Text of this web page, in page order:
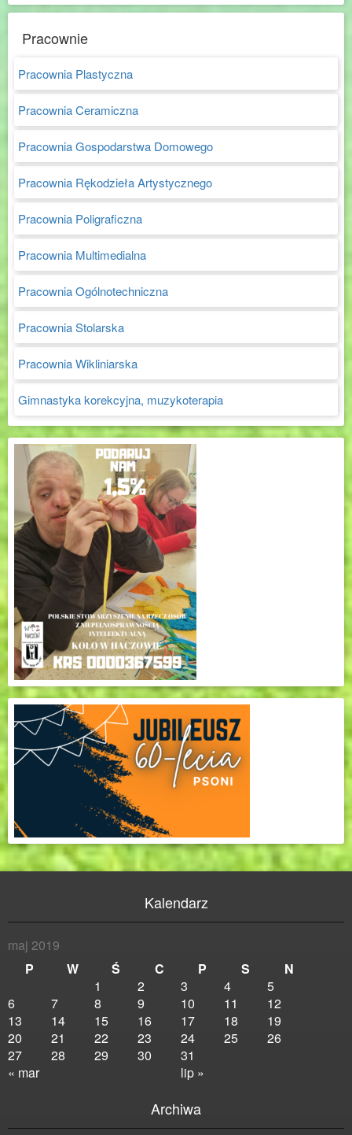
Pracownie
Pracownia Plastyczna
Pracownia Ceramiczna
Pracownia Gospodarstwa Domowego
Pracownia Rękodzieła Artystycznego
Pracownia Poligraficzna
Pracownia Multimedialna
Pracownia Ogólnotechniczna
Pracownia Stolarska
Pracownia Wikliniarska
Gimnastyka korekcyjna, muzykoterapia
Kalendarz
maj 2019
P
W Ś C P S N
« mar lip »
1 2 3 4
5
6
7 8 9 10 11
12
13
14 15 16 17 18
19
20
21 22 23 24 25
26
27
28 29 30 31
Archiwa